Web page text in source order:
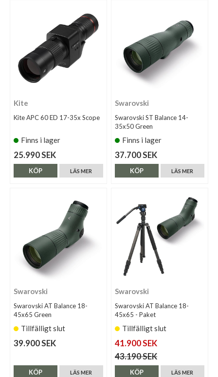
Kite
Kite APC 60 ED 17-35x Scope
Finns i lager
25.990 SEK
LÄS MER
KÖP
Swarovski
Swarovski ST Balance 14-
35x50 Green
Finns i lager
37.700 SEK
LÄS MER
KÖP
Swarovski
Swarovski AT Balance 18-
45x65 Green
Tillfälligt slut
39.900 SEK
LÄS MER
KÖP
Swarovski
Swarovski AT Balance 18-
45x65 - Paket
Tillfälligt slut
41.900 SEK
43.190 SEK
LÄS MER
KÖP